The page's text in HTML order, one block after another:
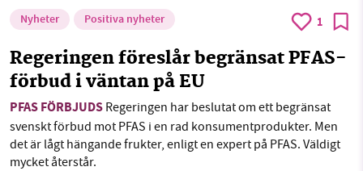
Nyheter Positiva nyheter 1
Regeringen föreslår begränsat PFAS-
förbud i väntan på EU
PFAS FÖRBJUDS Regeringen har beslutat om ett begränsat
svenskt förbud mot PFAS i en rad konsumentprodukter. Men
det är lågt hängande frukter, enligt en expert på PFAS. Väldigt
mycket återstår.